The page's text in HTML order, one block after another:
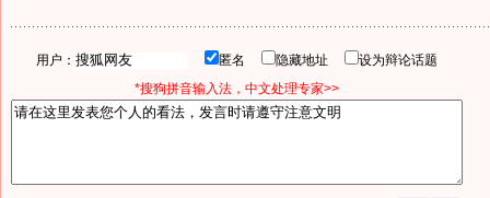
用户： 匿名 隐藏地址
设为辩论话题
*搜狗拼音输入法，中文处理专家>>